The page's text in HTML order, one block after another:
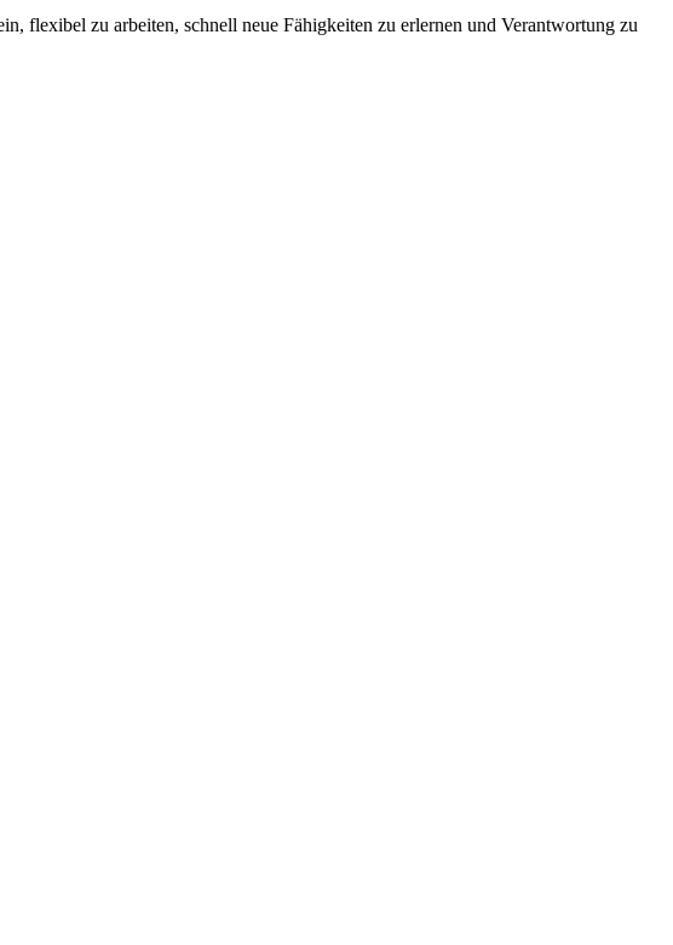
flexibel zu arbeiten, schnell neue Fähigkeiten zu erlernen und Verantwortung zu